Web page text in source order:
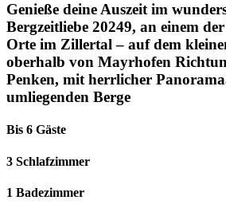
Genieße deine Auszeit im
Bergzeitliebe 20249, an einem
Orte im Zillertal – auf dem
oberhalb von Mayrhofen
Penken, mit herrlicher
umliegenden Berge
Bis 6 Gäste
3 Schlafzimmer
1 Badezimmer